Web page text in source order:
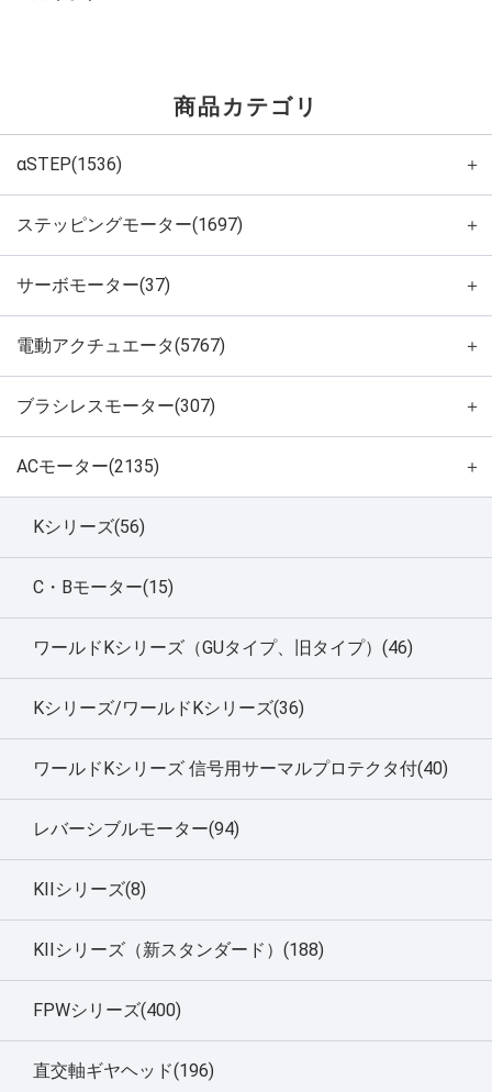
商品カテゴリ
αSTEP(1536) ＋
ステッピングモーター(1697) ＋
サーボモーター(37) ＋
電動アクチュエータ(5767) ＋
ブラシレスモーター(307) ＋
ACモーター(2135) ＋
Kシリーズ(56)
C・Bモーター(15)
ワールドKシリーズ（GUタイプ、旧タイプ）(46)
Kシリーズ/ワールドKシリーズ(36)
ワールドKシリーズ 信号用サーマルプロテクタ付(40)
レバーシブルモーター(94)
KIIシリーズ(8)
KIIシリーズ（新スタンダード）(188)
FPWシリーズ(400)
直交軸ギヤヘッド(196)